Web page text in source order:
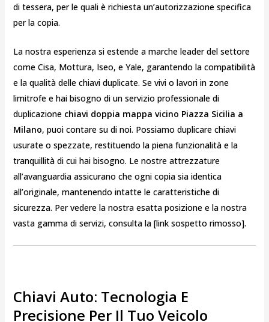
di tessera, per le quali è richiesta un’autorizzazione specifica
per la copia.
La nostra esperienza si estende a marche leader del settore
come Cisa, Mottura, Iseo, e Yale, garantendo la compatibilità
e la qualità delle chiavi duplicate. Se vivi o lavori in zone
limitrofe e hai bisogno di un servizio professionale di
duplicazione chiavi doppia mappa vicino Piazza Sicilia a
Milano, puoi contare su di noi. Possiamo duplicare chiavi
usurate o spezzate, restituendo la piena funzionalità e la
tranquillità di cui hai bisogno. Le nostre attrezzature
all’avanguardia assicurano che ogni copia sia identica
all’originale, mantenendo intatte le caratteristiche di
sicurezza. Per vedere la nostra esatta posizione e la nostra
vasta gamma di servizi, consulta la [link sospetto rimosso].
Chiavi Auto: Tecnologia E
Precisione Per Il Tuo Veicolo